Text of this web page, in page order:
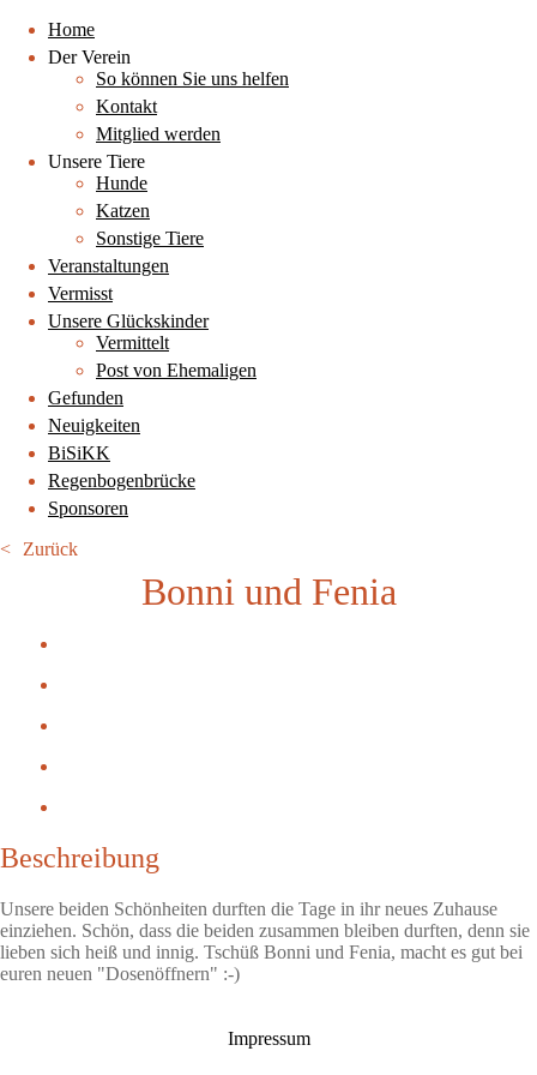
Home
Der Verein
So können Sie uns helfen
Kontakt
Mitglied werden
Unsere Tiere
Hunde
Katzen
Sonstige Tiere
Veranstaltungen
Vermisst
Unsere Glückskinder
Vermittelt
Post von Ehemaligen
Gefunden
Neuigkeiten
BiSiKK
Regenbogenbrücke
Sponsoren
Zurück
Bonni und Fenia
Beschreibung
Unsere beiden Schönheiten durften die Tage in ihr neues Zuhause
einziehen. Schön, dass die beiden zusammen bleiben durften, denn sie
lieben sich heiß und innig. Tschüß Bonni und Fenia, macht es gut bei
euren neuen "Dosenöffnern" :-)
Impressum